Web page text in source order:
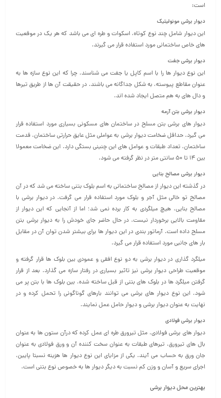
است:
دیوار برشی مونولیتیک
این دیوار شامل چند نوع کوتاه، اسکوات و طره ای می باشد که هر یک در موقعیت
های خاص ساختمانی مورد استفاده قرار می گیرند.
دیوار برشی جفت
این نوع دیوار ها را با اسم کاپل یا جفت می شناسند. چرا که این نوع سازه ها به
عنوان مقاطع پیوسته، به شکل جداگانه می باشند. در حقیقت آن ها از طریق تیرها
و دال های به هم متصل ایجاد شده اند.
دیوار برشی بتن آرمه
دیوار های برشی بتن مسلح در ساختمان های مسکونی بسیاری مورد استفاده قرار
می گیرد. حداقل ضخامت دیوار برشی به عواملی مثل عایق حرارتی ساختمان، قدمت
ساختمان، تعداد طبقات و عوامل های این چنینی بستگی دارد. این ضخامت معمولا
بین ۱۴ تا ۵۰ سانتی متر در نظر گرفته می شود.
دیوار برشی مصالح بنایی
در گذشته این دیوار از مصالح ساختمانی به اسم بلوک بتنی ساخته می شد که در آن
مصالح تو خالی مثل آجر و بلوک مورد استفاده قرار می گرفت. در دیوار برشی با
مصالح بنایی، هیچ میلگردی به کار برده نمی شد؛ اما از آنجایی که این دیوار از
مقاومت بالایی برخوردار نیست، در حال حاضر جای خودش را به دیوار برشی بتن
مسلح داده است. آرماتور بندی در این دیوار ها برای بیشتر شدن توان آن در مقابل
بار های جانبی مورد استفاده قرار می گیرد.
میلگرد گذاری در دیوار برشی به دو نوع افقی و عمودی بین بلوک ها قرار گرفته و
موقعیت طراحی دیوار برشی نیز تاثیر بسیاری در رفتار سازه می گذارد. بعد از قرار
گرفتن میلگرد ها در بلوک های بتنی از قبل ساخته شده، بین بلوک ها با بتن پر می
شود. این نوع دیوار های برشی می توانند بارهای گوناگونی را تحمل کرده و در
نهایت به عنوان دیوار برشی و دیوار حامل عمل نمایند.
دیوار برشی فولادی
دیوار های برشی فولادی، مثل تیرورق طره ای عمل کرده که درآن ستون ها به عنوان
بال های تیرورق، تیرهای طبقات به عنوان سخت کننده آن و ورق فولادی به عنوان
جان ورق به حساب می آیند. یکی از مزایای این نوع دیوار ها هزینه نسبتا پایین،
اجرای سریع و آسان و وزن کم نسبت به دیگر دیوار ها به خصوص نوع بتنی است.
بهترین محل دیوار برشی